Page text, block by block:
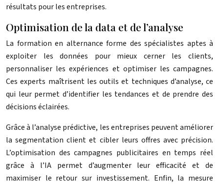
résultats pour les entreprises.
Optimisation de la data et de l’analyse
La formation en alternance forme des spécialistes aptes à
exploiter les données pour mieux cerner les clients,
personnaliser les expériences et optimiser les campagnes.
Ces experts maîtrisent les outils et techniques d’analyse, ce
qui leur permet d’identifier les tendances et de prendre des
décisions éclairées.
Grâce à l’analyse prédictive, les entreprises peuvent améliorer
la segmentation client et cibler leurs offres avec précision.
L’optimisation des campagnes publicitaires en temps réel
grâce à l’IA permet d’augmenter leur efficacité et de
maximiser le retour sur investissement. Enfin, la mesure